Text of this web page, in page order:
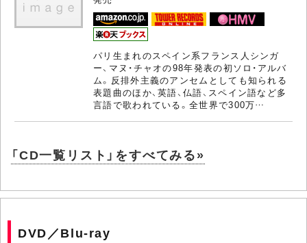
パリ生まれのスペイン系フランス人シンガ
ー、マヌ・チャオの98年発表の初ソロ・アルバ
ム。反排外主義のアンセムとしても知られる
表題曲のほか、英語、仏語、スペイン語など多
言語で歌われている。全世界で300万…
「CD一覧リスト」をすべてみる»
DVD／Blu-ray